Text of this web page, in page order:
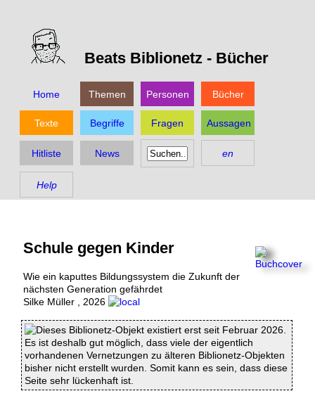
Beats Biblionetz - Bücher
Home Themen Personen Bücher
Texte Begriffe Fragen Aussagen
Hitliste News en
Help
Schule gegen Kinder
Wie ein kaputtes Bildungssystem die Zukunft der
nächsten Generation gefährdet
Silke Müller
2026
Dieses Biblionetz-Objekt existiert erst seit Februar 2026.
Es ist deshalb gut möglich, dass viele der eigentlich
vorhandenen Vernetzungen zu älteren Biblionetz-Objekten
bisher nicht erstellt wurden. Somit kann es sein, dass diese
Seite sehr lückenhaft ist.